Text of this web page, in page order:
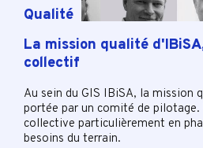
Qualité
La mission qualité
collectif
Au sein du GIS IBiSA, la mission
portée par un comité de
collective particulièrement en
besoins du terrain.